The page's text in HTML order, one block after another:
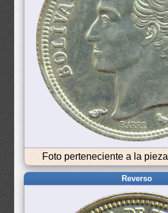
Foto perteneciente a la pieza
Reverso